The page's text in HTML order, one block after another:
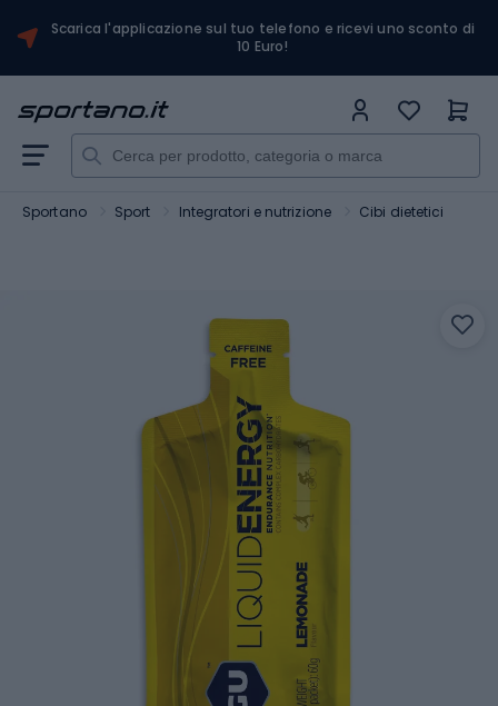
Scarica l'applicazione sul tuo telefono e ricevi uno sconto di
10 Euro!
Sportano Sport Integratori e nutrizione Cibi dietetici